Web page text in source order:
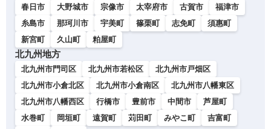
春日市
大野城市 宗像市 太宰府市 古賀市
福津市
糸島市
那珂川市 宇美町 篠栗町 志免町
須惠町
新宮町
久山町 粕屋町
北九州地方
北九州市門司区 北九州市若松区
北九州市戸畑区
北九州市小倉北区
北九州市小倉南区
北九州市八幡東区
北九州市八幡西区
行橋市 豊前市 中間市
芦屋町
水巻町
岡垣町 遠賀町 苅田町 みやこ町
吉富町